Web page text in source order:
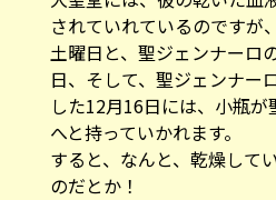
されていれているのですが
土曜日と、聖ジェンナーロ
日、そして、聖ジェンナー
した12月16日には、小瓶
へと持っていかれます。
すると、なんと、乾燥して
のだとか！